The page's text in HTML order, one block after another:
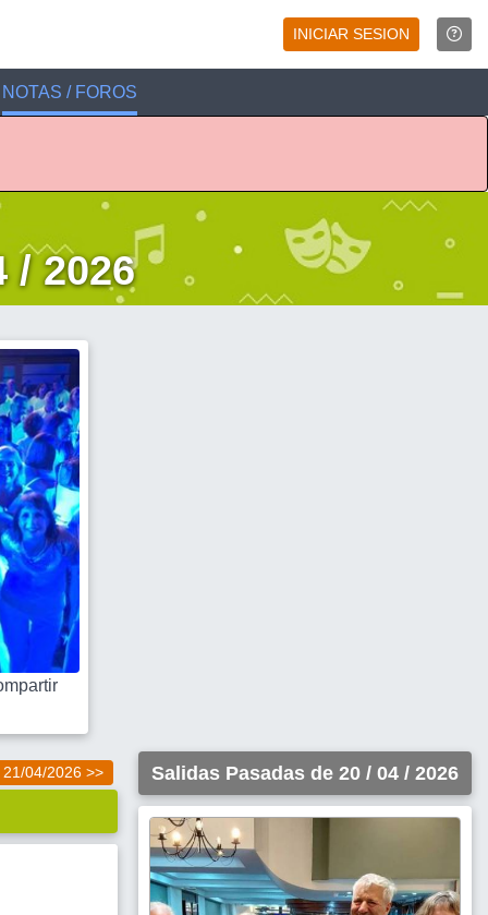
INICIAR SESION
NOTAS / FOROS
/ 2026
21/04/2026 >> Salidas Pasadas de 20 / 04 / 2026